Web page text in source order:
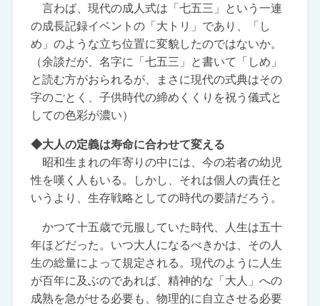
言わば、現代の成人式は「七五三」という一連
の成長記録イベントの「大トリ」であり、「し
め」のような立ち位置に変貌したのではないか。
（余談だが、名字に「七五三」と書いて「しめ」
と読む方がおられるが、まさに現代の式典はその
字のごとく、子供時代の締めくくりを祝う儀式と
しての色彩が濃い）
◆大人の定義は寿命に合わせて変える
昭和生まれの年寄りの中には、今の若者の幼児
性を嘆く人もいる。しかし、それは個人の責任と
いうより、生存戦略としての時代の要請だろう。
かつて十五歳で元服していた時代、人生は五十
年ほどだった。いつ大人になるべきかは、その人
生の総量によって規定される。現代のように人生
が百年に及ぶのであれば、精神的な「大人」への
成熟を急がせる必要も、物理的に自立させる必要